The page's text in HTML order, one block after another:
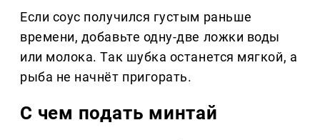
Если соус получился густым раньше
времени, добавьте одну-две ложки воды
или молока. Так шубка останется мягкой, а
рыба не начнёт пригорать.
С чем подать минтай